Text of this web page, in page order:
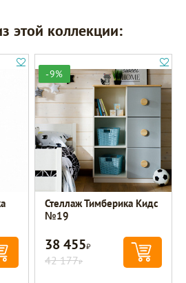
этой коллекции:
-9%
Стеллаж Тимберика Кидс
№19
38 455Р
42 177Р